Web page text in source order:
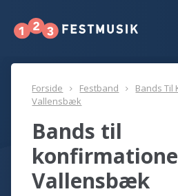
Forside Festband
Bands Til
Vallensbæk
Bands til
Vallensbæk